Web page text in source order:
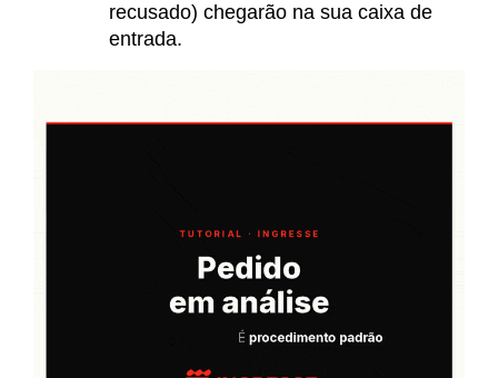
recusado) chegarão na sua caixa de
entrada.